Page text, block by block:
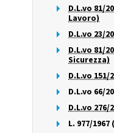
D.L.vo 81/
Lavoro)
D.L.vo 23/
D.L.vo 81/
Sicurezza)
D.L.vo
D.L.vo 66/
D.L.vo
L. 977/